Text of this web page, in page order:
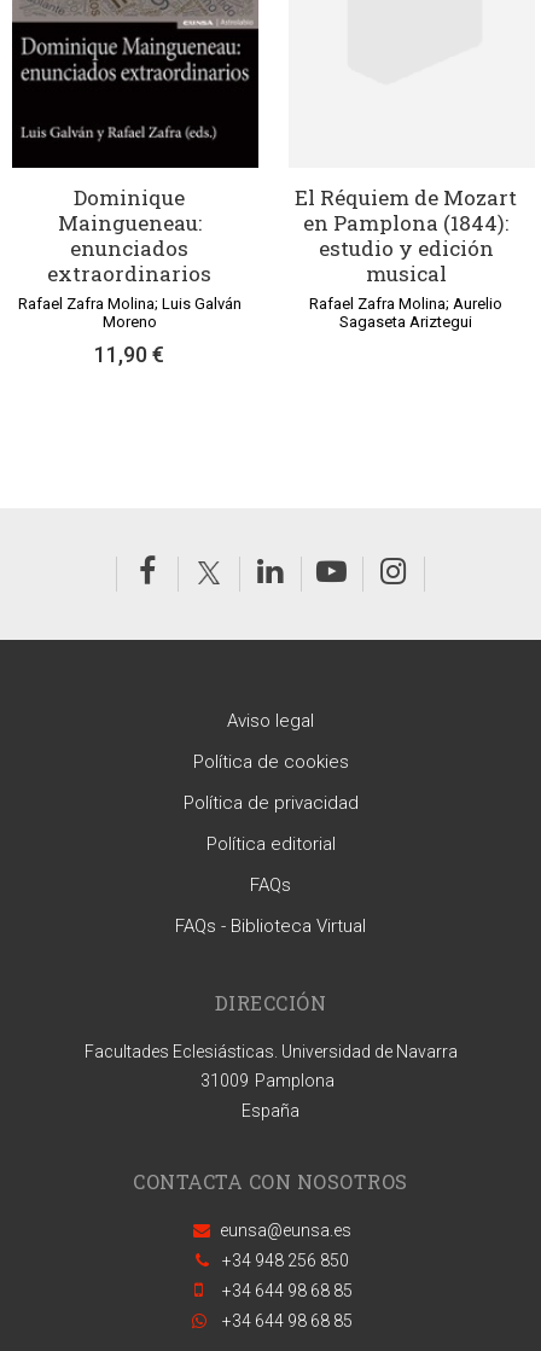
Dominique
Maingueneau:
enunciados
extraordinarios
Rafael Zafra Molina; Luis Galván
Moreno
11,90 €
El Réquiem de Mozart
en Pamplona (1844):
estudio y edición
musical
Rafael Zafra Molina; Aurelio
Sagaseta Ariztegui
Aviso legal
Política de cookies
Política de privacidad
Política editorial
FAQs
FAQs - Biblioteca Virtual
DIRECCIÓN
Facultades Eclesiásticas. Universidad de Navarra
31009 Pamplona
España
CONTACTA CON NOSOTROS
eunsa@eunsa.es
+34 948 256 850
+34 644 98 68 85
+34 644 98 68 85